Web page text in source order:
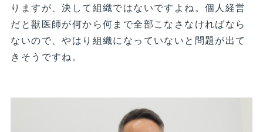
りますが、決して組織ではないですよね。個人経営
だと獣医師が何から何まで全部こなさなければなら
ないので、やはり組織になっていないと問題が出て
きそうですね。